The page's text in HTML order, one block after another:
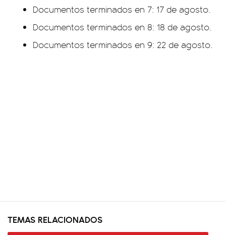
Documentos terminados en 7: 17 de agosto.
Documentos terminados en 8: 18 de agosto.
Documentos terminados en 9: 22 de agosto.
TEMAS RELACIONADOS